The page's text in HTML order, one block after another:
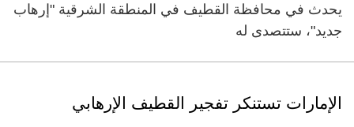
يحدث في محافظة القطيف في المنطقة الشرقية "إرهاب
جديد"، ستتصدى له
الإمارات تستنكر تفجير القطيف الإرهابي